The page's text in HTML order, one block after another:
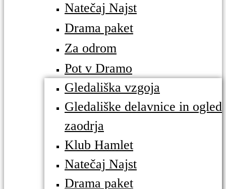
Natečaj Najst
Drama paket
Za odrom
Pot v Dramo
Gledališka vzgoja
Gledališke delavnice in ogled
zaodrja
Klub Hamlet
Natečaj Najst
Drama paket